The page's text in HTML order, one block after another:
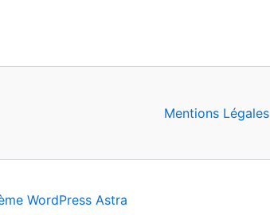
Mentions Légales
WordPress Astra